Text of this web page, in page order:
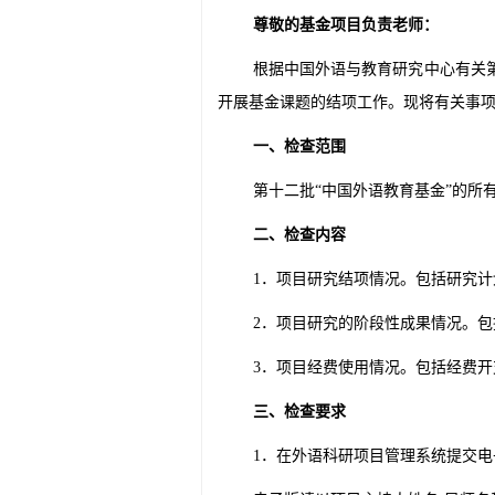
尊敬的基金项目负责老师：
根据中国外语与教育研究中心有关
开展基金课题的结项工作。现将有关事
一、检查范围
第十二批“中国外语教育基金”的所
二、检查内容
1 ．项目研究结项情况。包括研究
2．项目研究的阶段性成果情况。
3．项目经费使用情况。包括经费
三、检查要求
1 ．在外语科研项目管理系统提交